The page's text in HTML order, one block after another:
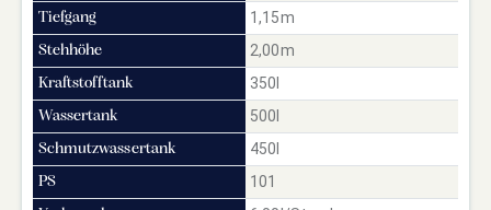
Tiefgang 1,15m
Stehhöhe 2,00m
Kraftstofftank 350l
Wassertank 500l
Schmutzwassertank 450l
PS 101